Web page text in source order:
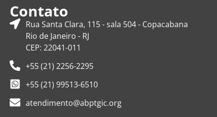
Contato
Rua Santa Clara, 115 - sala 504 - Copacabana
Rio de Janeiro - RJ
CEP: 22041-011
+55 (21) 2256-2295
+55 (21) 99513-6510
atendimento@abptgic.org